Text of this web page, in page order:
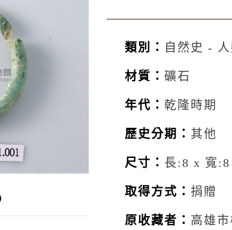
類別： 自然史 -
材質： 礦石
年代： 乾隆時期
歷史分期： 其他
尺寸： 長:8 x 寬
取得方式： 捐贈
原收藏者： 高雄